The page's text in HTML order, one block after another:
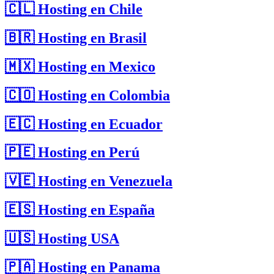
🇨🇱 Hosting en Chile
🇧🇷 Hosting en Brasil
🇲🇽 Hosting en Mexico
🇨🇴 Hosting en Colombia
🇪🇨 Hosting en Ecuador
🇵🇪 Hosting en Perú
🇻🇪 Hosting en Venezuela
🇪🇸 Hosting en España
🇺🇸 Hosting USA
🇵🇦 Hosting en Panama